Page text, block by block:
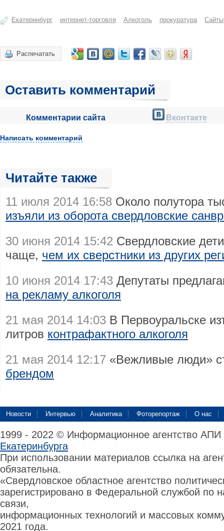
Екатеринбург интернет-торговля Алкоголь прокуратура Сайты
Распечатать
Оставить комментарий
Комментарии сайта Вконтакте
Написать комментарий
Читайте также
11 июля 2014 16:58 Около полутора
изъяли из оборота свердловские
30 июня 2014 15:42 Свердловские
чаще, чем их сверстники из других
10 июня 2014 17:43 Депутаты
на рекламу алкоголя
21 мая 2014 14:03 В Первоуральске
литров контрафактного алкоголя
21 мая 2014 12:17 «Вежливые люди»
брендом
Новости Интервью Аналитика Фоторепортаж О нас
1999 - 2022 © Информационное агентство
Екатеринбурга
При использовании материалов ссылка на
обязательна.
«Свердловское областное агентство
зарегистрировано в Федеральной службой по
связи,
информационных технологий и массовых
2021 года.